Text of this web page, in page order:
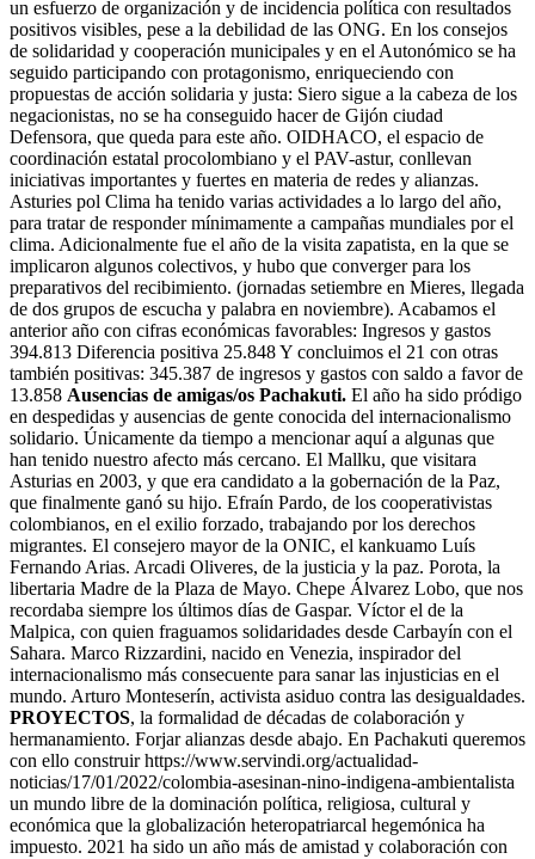
un esfuerzo de organización y de incidencia política con resultados
positivos visibles, pese a la debilidad de las ONG. En los consejos
de solidaridad y cooperación municipales y en el Autonómico se ha
seguido participando con protagonismo, enriqueciendo con
propuestas de acción solidaria y justa: Siero sigue a la cabeza de los
negacionistas, no se ha conseguido hacer de Gijón ciudad
Defensora, que queda para este año. OIDHACO, el espacio de
coordinación estatal procolombiano y el PAV-astur, conllevan
iniciativas importantes y fuertes en materia de redes y alianzas.
Asturies pol Clima ha tenido varias actividades a lo largo del año,
para tratar de responder mínimamente a campañas mundiales por el
clima. Adicionalmente fue el año de la visita zapatista, en la que se
implicaron algunos colectivos, y hubo que converger para los
preparativos del recibimiento. (jornadas setiembre en Mieres, llegada
de dos grupos de escucha y palabra en noviembre). Acabamos el
anterior año con cifras económicas favorables: Ingresos y gastos
394.813 Diferencia positiva 25.848 Y concluimos el 21 con otras
también positivas: 345.387 de ingresos y gastos con saldo a favor de
13.858 Ausencias de amigas/os Pachakuti. El año ha sido pródigo
en despedidas y ausencias de gente conocida del internacionalismo
solidario. Únicamente da tiempo a mencionar aquí a algunas que
han tenido nuestro afecto más cercano. El Mallku, que visitara
Asturias en 2003, y que era candidato a la gobernación de la Paz,
que finalmente ganó su hijo. Efraín Pardo, de los cooperativistas
colombianos, en el exilio forzado, trabajando por los derechos
migrantes. El consejero mayor de la ONIC, el kankuamo Luís
Fernando Arias. Arcadi Oliveres, de la justicia y la paz. Porota, la
libertaria Madre de la Plaza de Mayo. Chepe Álvarez Lobo, que nos
recordaba siempre los últimos días de Gaspar. Víctor el de la
Malpica, con quien fraguamos solidaridades desde Carbayín con el
Sahara. Marco Rizzardini, nacido en Venezia, inspirador del
internacionalismo más consecuente para sanar las injusticias en el
mundo. Arturo Monteserín, activista asiduo contra las desigualdades.
PROYECTOS, la formalidad de décadas de colaboración y
hermanamiento. Forjar alianzas desde abajo. En Pachakuti queremos
con ello construir https://www.servindi.org/actualidad-
noticias/17/01/2022/colombia-asesinan-nino-indigena-ambientalista
un mundo libre de la dominación política, religiosa, cultural y
económica que la globalización heteropatriarcal hegemónica ha
impuesto. 2021 ha sido un año más de amistad y colaboración con